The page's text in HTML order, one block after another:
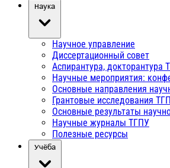
Наука
Научное управление
Диссертационный совет
Аспирантура, докторантура
Научные мероприятия:
Основные направления
Грантовые исследования
Основные результаты
Научные журналы ТГПУ
Полезные ресурсы
Учёба